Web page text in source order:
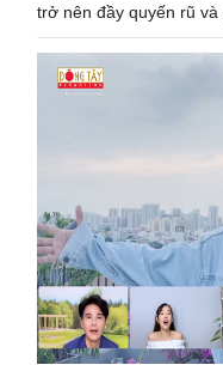
trở nên đầy quyến rũ